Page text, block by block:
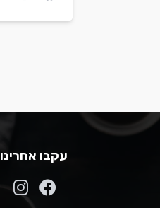
עקבו אחרינו